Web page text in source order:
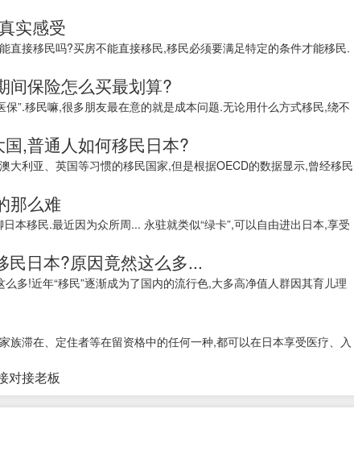
实感受
直接移民吗?买房不能直接移民,移民必须要满足特定的条件才能移民.
间保险怎么买最划算?
”.移民嘛,很多朋友最在意的就是成本问题.无论用什么方式移民,绕不
,普通人如何移民日本?
大利亚、英国等习惯的移民国家,但是根据OECD的数据显示,曾经移民
那么难
本移民.最近因为众所周... 永驻就类似“绿卡”,可以自由进出日本,享受
民日本?原因竟然这么多...
多!近年“移民”逐渐成为了国内的流行色,大多高净值人群因其育儿理
滞在、定住者等在留资格中的任何一种,都可以在日本享受医疗、入
对接老板